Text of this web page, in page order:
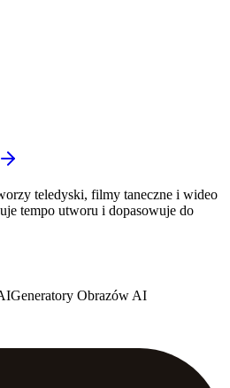
teledyski, filmy taneczne i wideo
tempo utworu i dopasowuje do
Generatory Obrazów AI